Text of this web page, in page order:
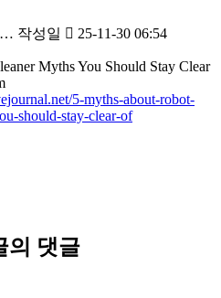
작성일 25-11-30 06:54
Myths You Should Stay Clear
5-myths-about-robot-
should-stay-clear-of
의 댓글